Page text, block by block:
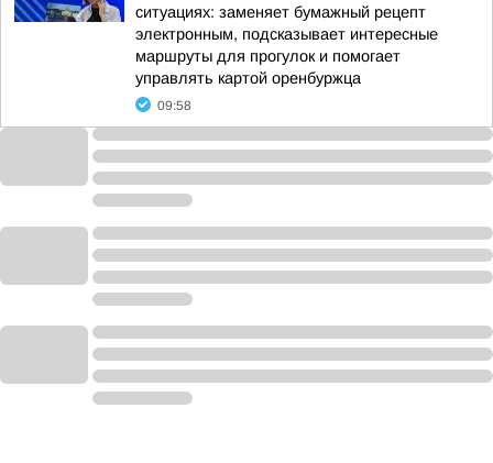
ситуациях: заменяет бумажный рецепт
электронным, подсказывает интересные
маршруты для прогулок и помогает
управлять картой оренбуржца
09:58